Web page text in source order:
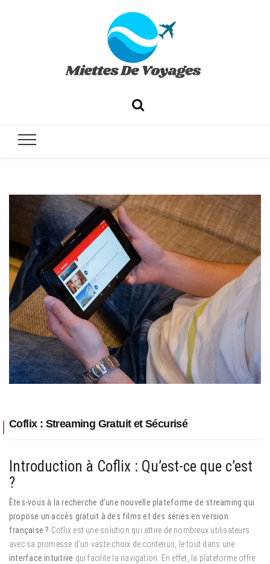
Coflix : Streaming Gratuit et Sécurisé
Introduction à Coflix : Qu’est-ce que c’est
?
Êtes-vous à la recherche d’une nouvelle plateforme de streaming qui
propose un accès gratuit à des films et des séries en version
française ? Coflix est une solution qui attire de nombreux utilisateurs
avec sa promesse d’un vaste choix de contenus, le tout dans une
interface intuitive qui facilite la navigation. En effet, la plateforme offre